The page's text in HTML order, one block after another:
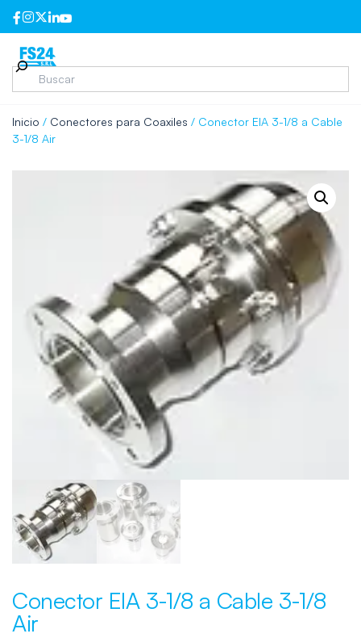
Inicio / Conectores para Coaxiles / Conector EIA 3-1/8 a Cable
3-1/8 Air
Conector EIA 3-1/8 a Cable 3-1/8
Air